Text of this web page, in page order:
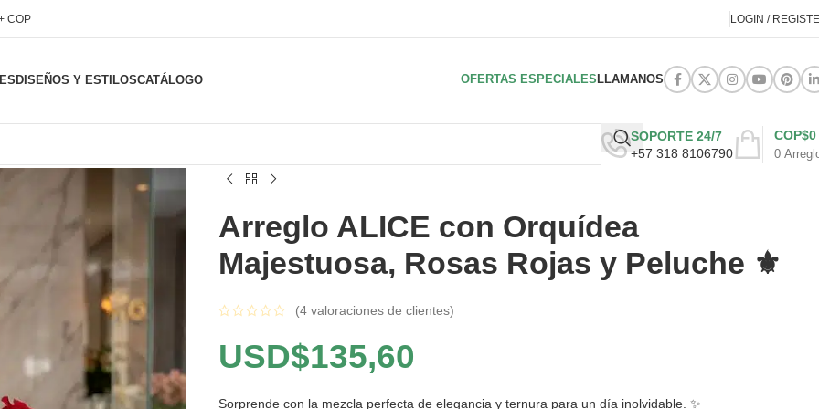
COP LOGIN /
DISEÑOS Y ESTILOSCATÁLOGO OFERTAS ESPECIALES LLAMANOS
SOPORTE 24/7
+57 318 8106790
0
COP$0
Arreglo ALICE con Orquídea
Majestuosa, Rosas Rojas y Peluche ⚜️
(4 valoraciones de clientes)
USD$135,60
Sorprende con la mezcla perfecta de elegancia y ternura para un día inolvidable. ✨